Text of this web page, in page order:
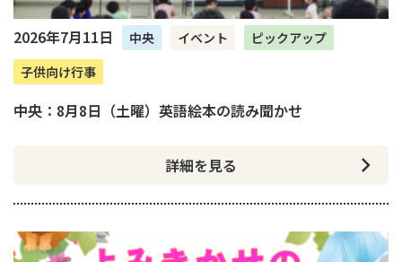
2026年7月11日 中央 イベント
ピックアップ
子供向け行事
中央：8月8日（土曜）英語絵本の読み聞かせ
詳細を見る